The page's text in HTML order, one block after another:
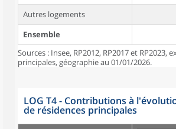
Autres logements
Ensemble
Sources : Insee, RP2012, RP2017 et RP2023,
principales, géographie au 01/01/2026.
LOG T4 - Contributions à
de résidences principales